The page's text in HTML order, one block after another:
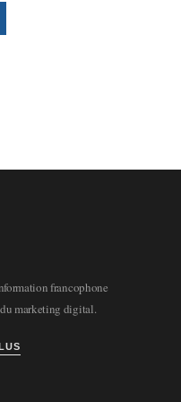
francophone
du marketing digital.